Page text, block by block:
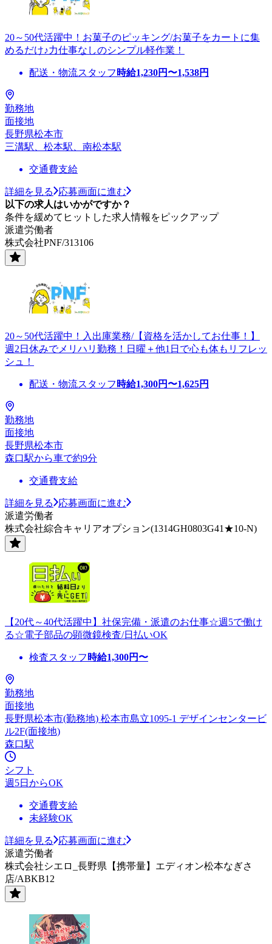
20～50代活躍中！お菓子のピッキング/お菓子をカートに集
めるだけ♪力仕事なしのシンプル軽作業！
配送・物流スタッフ 時給1,230円〜1,538円
勤務地
面接地
長野県松本市
三溝駅、松本駅、南松本駅
交通費支給
詳細を見る
応募画面に進む
以下の求人はいかがですか？
条件を緩めてヒットした求人情報をピックアップ
派遣労働者
株式会社PNF/313106
20～50代活躍中！入出庫業務/【資格を活かしてお仕事！】
週2日休みでメリハリ勤務！日曜＋他1日で心も体もリフレッ
シュ！
配送・物流スタッフ 時給1,300円〜1,625円
勤務地
面接地
長野県松本市
森口駅から車で約9分
交通費支給
詳細を見る
応募画面に進む
派遣労働者
株式会社綜合キャリアオプション(1314GH0803G41★10-N)
【20代～40代活躍中】社保完備・派遣のお仕事☆週5で働け
る☆電子部品の顕微鏡検査/日払いOK
検査スタッフ 時給1,300円〜
勤務地
面接地
長野県松本市(勤務地) 松本市島立1095-1 デザインセンタービ
ル2F(面接地)
森口駅
シフト
週5日からOK
交通費支給
未経験OK
詳細を見る
応募画面に進む
派遣労働者
株式会社シエロ_長野県【携帯量】エディオン松本なぎさ
店/ABKB12